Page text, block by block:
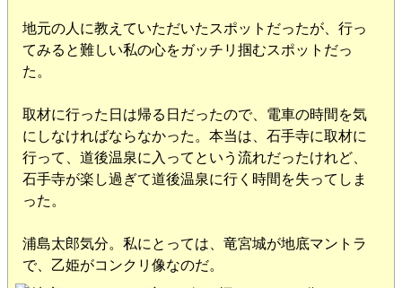
地元の人に教えていただいたスポットだったが、行っ
てみると難しい私の心をガッチリ掴むスポットだっ
た。
取材に行った日は帰る日だったので、電車の時間を気
にしなければならなかった。本当は、石手寺に取材に
行って、道後温泉に入ってという流れだったけれど、
石手寺が楽し過ぎて道後温泉に行く時間を失ってしま
った。
浦島太郎気分。私にとっては、竜宮城が地底マントラ
で、乙姫がコンクリ像なのだ。